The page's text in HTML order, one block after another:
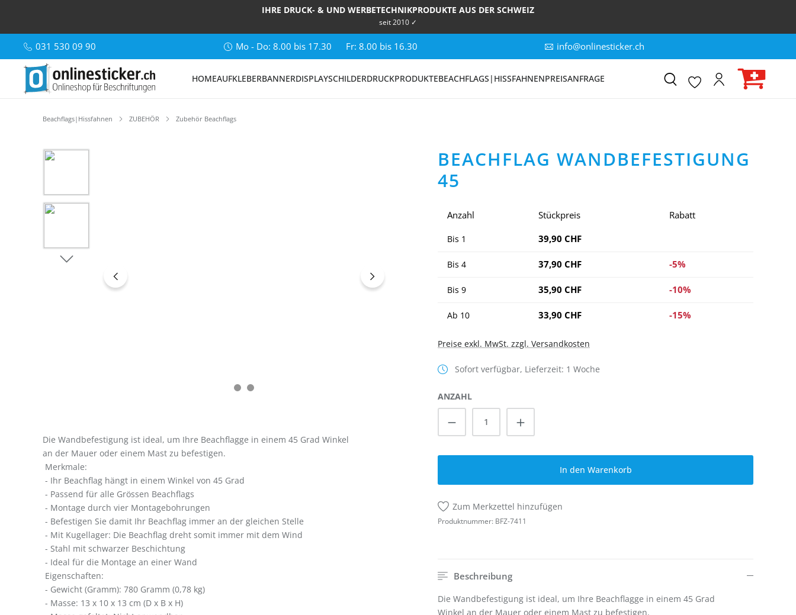
IHRE DRUCK- & UND WERBETECHNIKPRODUKTE AUS DER SCHWEIZ
seit 2010 ✓
031 530 09 90 Mo - Do: 8.00 bis 17.30 Fr: 8.00 bis 16.30 info@onlinesticker.ch
HOMEAUFKLEBERBANNERDISPLAYSCHILDERDRUCKPRODUKTEBEACHFLAGS|HISSFAHNENPREISANFRAGE
Beachflags|Hissfahnen ZUBEHÖR Zubehör Beachflags
Bildergalerie überspringen
Die Wandbefestigung ist ideal, um Ihre Beachflagge in einem 45 Grad Winkel
an der Mauer oder einem Mast zu befestigen.
Merkmale:
- Ihr Beachflag hängt in einem Winkel von 45 Grad
- Passend für alle Grössen Beachflags
- Montage durch vier Montagebohrungen
- Befestigen Sie damit Ihr Beachflag immer an der gleichen Stelle
- Mit Kugellager: Die Beachflag dreht somit immer mit dem Wind
- Stahl mit schwarzer Beschichtung
- Ideal für die Montage an einer Wand
Eigenschaften:
- Gewicht (Gramm): 780 Gramm (0,78 kg)
- Masse: 13 x 10 x 13 cm (D x B x H)
BEACHFLAG WANDBEFESTIGUNG
45
Anzahl Stückpreis Rabatt
Bis 1 39,90 CHF
Bis 4 37,90 CHF -5%
Bis 9 35,90 CHF -10%
Ab 10 33,90 CHF -15%
Preise exkl. MwSt. zzgl. Versandkosten
Sofort verfügbar, Lieferzeit: 1 Woche
ANZAHL
Produkt Anzahl: Gib den gewünschten Wert ein
In den Warenkorb
Zum Merkzettel hinzufügen
Produktnummer: BFZ-7411
Beschreibung
Die Wandbefestigung ist ideal, um Ihre Beachflagge in einem 45 Grad
Winkel an der Mauer oder einem Mast zu befestigen.